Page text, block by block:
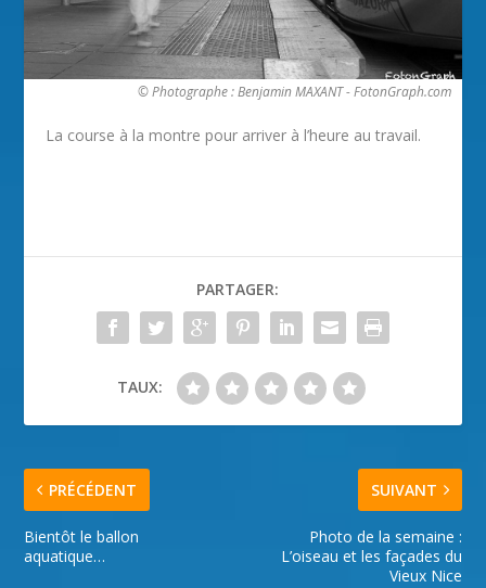
© Photographe : Benjamin MAXANT - FotonGraph.com
La course à la montre pour arriver à l’heure au travail.
PARTAGER:
TAUX:
PRÉCÉDENT
Bientôt le ballon
aquatique…
SUIVANT
Photo de la semaine :
L’oiseau et les façades du
Vieux Nice